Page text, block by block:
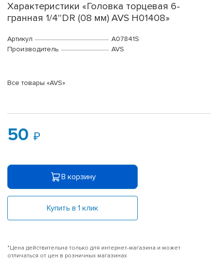
Характеристики «Головка торцевая 6-
гранная 1/4''DR (08 мм) AVS H01408»
Артикул
A07841S
Производитель
AVS
Все товары «AVS»
50
В корзину
Купить в 1 клик
*Цена действительна только для интернет-магазина и может
отличаться от цен в розничных магазинах